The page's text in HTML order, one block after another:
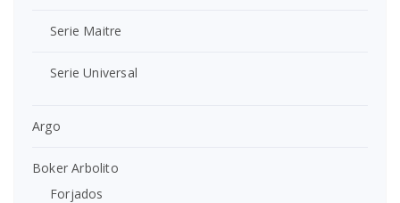
Serie Maitre
Serie Universal
Argo
Boker Arbolito
Forjados